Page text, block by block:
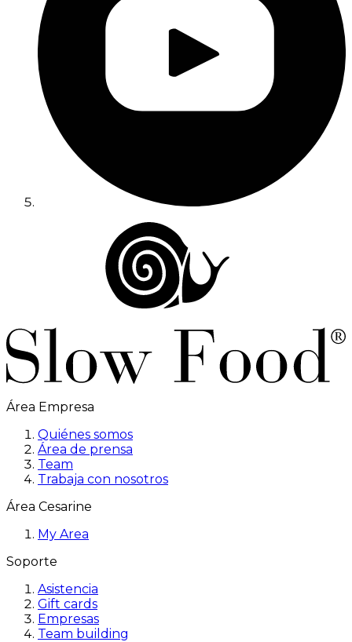
Área Empresa
Quiénes somos
Área de prensa
Team
Trabaja con nosotros
Área Cesarine
My Area
Soporte
Asistencia
Gift cards
Empresas
Team building